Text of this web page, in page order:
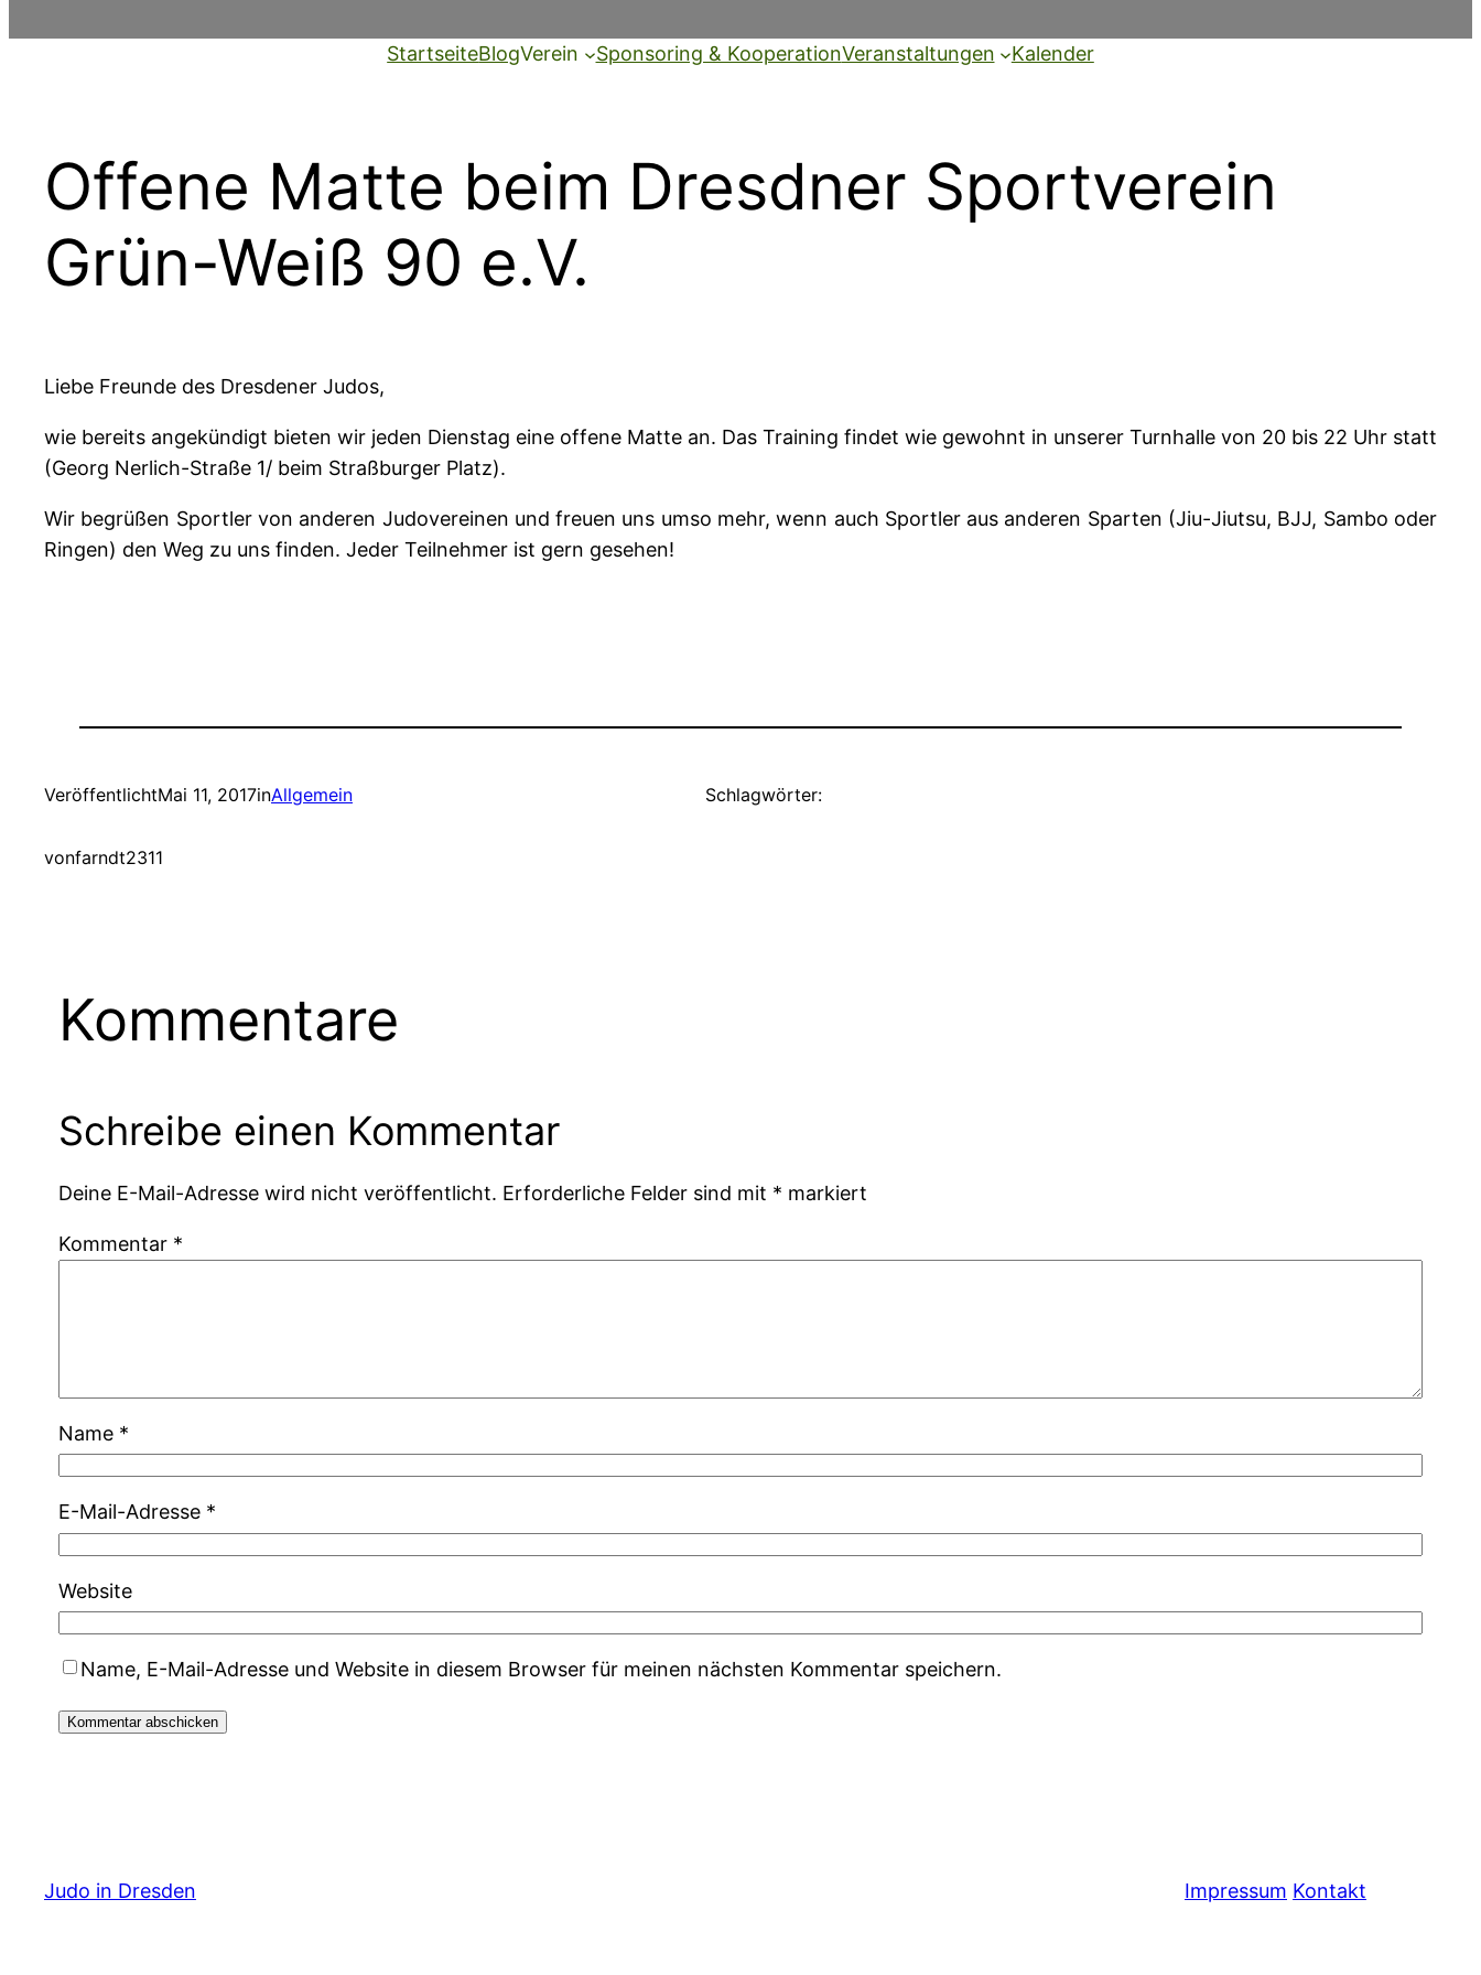
StartseiteBlogVerein Sponsoring & KooperationVeranstaltungen Kalender
Offene Matte beim Dresdner Sportverein
Grün-Weiß 90 e.V.
Liebe Freunde des Dresdener Judos,
wie bereits angekündigt bieten wir jeden Dienstag eine offene Matte an. Das Training findet wie gewohnt in unserer Turnhalle von 20 bis 22 Uhr statt
(Georg Nerlich-Straße 1/ beim Straßburger Platz).
Wir begrüßen Sportler von anderen Judovereinen und freuen uns umso mehr, wenn auch Sportler aus anderen Sparten (Jiu-Jiutsu, BJJ, Sambo oder
Ringen) den Weg zu uns finden. Jeder Teilnehmer ist gern gesehen!
VeröffentlichtMai 11, 2017inAllgemein
vonfarndt2311
Schlagwörter:
Kommentare
Schreibe einen Kommentar
Deine E-Mail-Adresse wird nicht veröffentlicht. Erforderliche Felder sind mit * markiert
Kommentar *
Name *
E-Mail-Adresse *
Website
Name, E-Mail-Adresse und Website in diesem Browser für meinen nächsten Kommentar speichern.
Judo in Dresden Impressum Kontakt